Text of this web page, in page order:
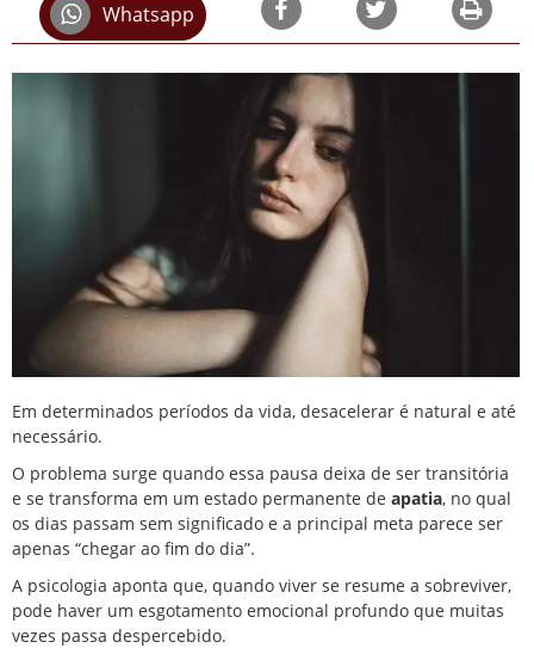
Whatsapp
Em determinados períodos da vida, desacelerar é natural e até
necessário.
O problema surge quando essa pausa deixa de ser transitória
e se transforma em um estado permanente de apatia, no qual
os dias passam sem significado e a principal meta parece ser
apenas “chegar ao fim do dia”.
A psicologia aponta que, quando viver se resume a sobreviver,
pode haver um esgotamento emocional profundo que muitas
vezes passa despercebido.